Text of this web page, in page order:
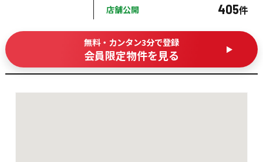
店舗公開 405件
無料・カンタン3分で登録
会員限定物件を見る